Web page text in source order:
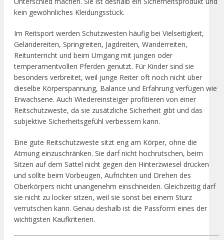
kein gewöhnliches Kleidungsstück.
Im Reitsport werden Schutzwesten häufig bei Vielseitigkeit,
Geländereiten, Springreiten, Jagdreiten, Wanderreiten,
Reitunterricht und beim Umgang mit jungen oder
temperamentvollen Pferden genutzt. Für Kinder sind sie
besonders verbreitet, weil junge Reiter oft noch nicht über
dieselbe Körperspannung, Balance und Erfahrung verfügen wie
Erwachsene. Auch Wiedereinsteiger profitieren von einer
Reitschutzweste, da sie zusätzliche Sicherheit gibt und das
subjektive Sicherheitsgefühl verbessern kann.
Eine gute Reitschutzweste sitzt eng am Körper, ohne die
Atmung einzuschränken. Sie darf nicht hochrutschen, beim
Sitzen auf dem Sattel nicht gegen den Hinterzwiesel drücken
und sollte beim Vorbeugen, Aufrichten und Drehen des
Oberkörpers nicht unangenehm einschneiden. Gleichzeitig darf
sie nicht zu locker sitzen, weil sie sonst bei einem Sturz
verrutschen kann. Genau deshalb ist die Passform eines der
wichtigsten Kaufkriterien.